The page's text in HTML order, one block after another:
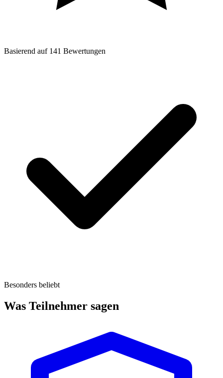
Basierend auf 141 Bewertungen
Besonders beliebt
Was Teilnehmer sagen